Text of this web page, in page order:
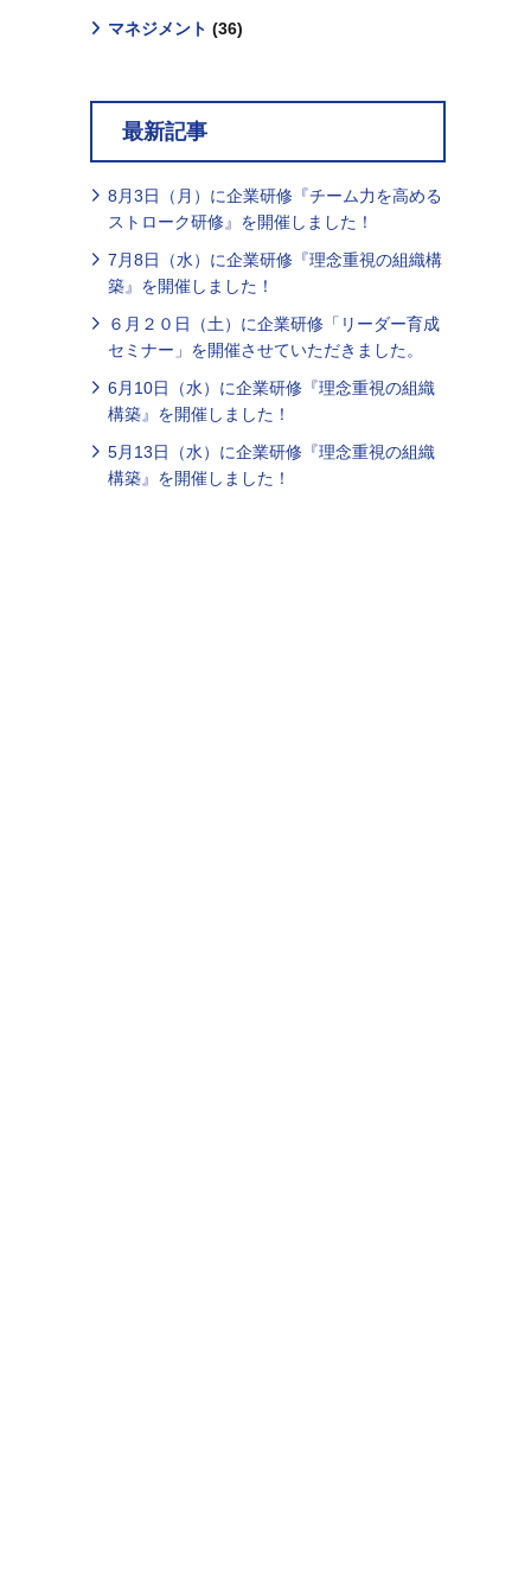
マネジメント (36)
最新記事
8月3日（月）に企業研修『チーム力を高める
ストローク研修』を開催しました！
7月8日（水）に企業研修『理念重視の組織構
築』を開催しました！
６月２０日（土）に企業研修「リーダー育成
セミナー」を開催させていただきました。
6月10日（水）に企業研修『理念重視の組織
構築』を開催しました！
5月13日（水）に企業研修『理念重視の組織
構築』を開催しました！